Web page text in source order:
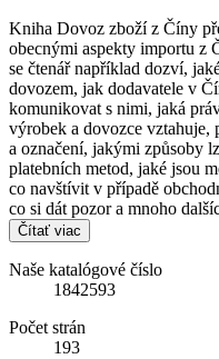
Kniha Dovoz zboží z Číny
obecnými aspekty importu z
se čtenář například dozví,
dovozem, jak dodavatele v
komunikovat s nimi, jaká
výrobek a dovozce vztahuje,
a označení, jakými způsoby
platebních metod, jaké jsou
co navštívit v případě
co si dát pozor a mnoho
Čítať viac
Naše katalógové číslo
1842593
Počet strán
193